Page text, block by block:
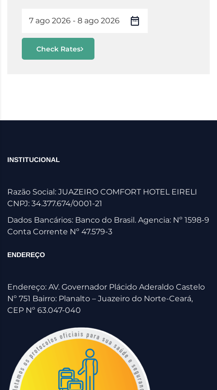
Check Rates
INSTITUCIONAL
Razão Social: JUAZEIRO COMFORT HOTEL EIRELI
CNPJ: 34.377.674/0001-21
Dados Bancários: Banco do Brasil. Agencia: Nº 1598-9
Conta Corrente Nº 47.579-3
ENDEREÇO
Endereço: AV. Governador Plácido Aderaldo Castelo
Nº 751 Bairro: Planalto – Juazeiro do Norte-Ceará,
CEP Nº 63.047-040